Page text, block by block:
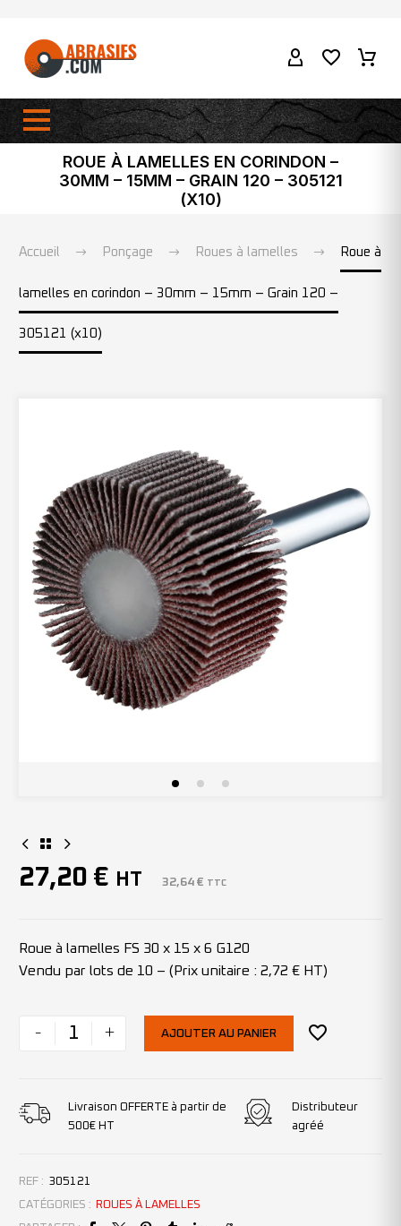
ROUE À LAMELLES EN CORINDON –
30MM – 15MM – GRAIN 120 – 305121
(X10)
Accueil Ponçage Roues à lamelles Roue à
lamelles en corindon – 30mm – 15mm – Grain 120 –
305121 (x10)
27,20 € HT 32,64 € TTC
Roue à lamelles FS 30 x 15 x 6 G120
Vendu par lots de 10 – (Prix unitaire : 2,72 € HT)
- + AJOUTER AU PANIER
Livraison OFFERTE à partir de
500€ HT
Distributeur
agréé
REF : 305121
CATÉGORIES :
ROUES À LAMELLES